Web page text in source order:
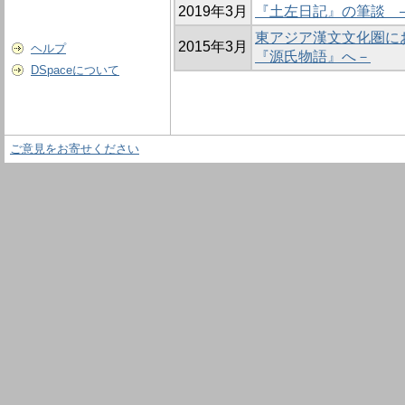
ヘルプ
DSpaceについて
2019年3月 『土左日記』の筆談
2015年3月
東アジア漢文文化圏
『源氏物語』へ－
ご意見をお寄せください